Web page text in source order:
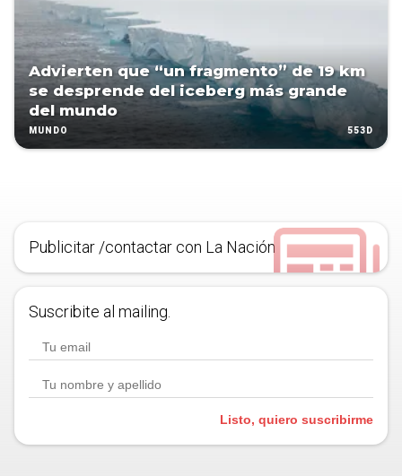
Advierten que “un fragmento” de 19 km
se desprende del iceberg más grande
del mundo
MUNDO 553D
Publicitar /contactar con La Nación
Suscribite al mailing.
Listo, quiero suscribirme